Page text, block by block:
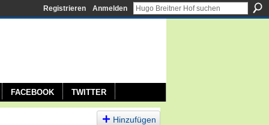
Registrieren Anmelden
FACEBOOK TWITTER
Hinzufügen